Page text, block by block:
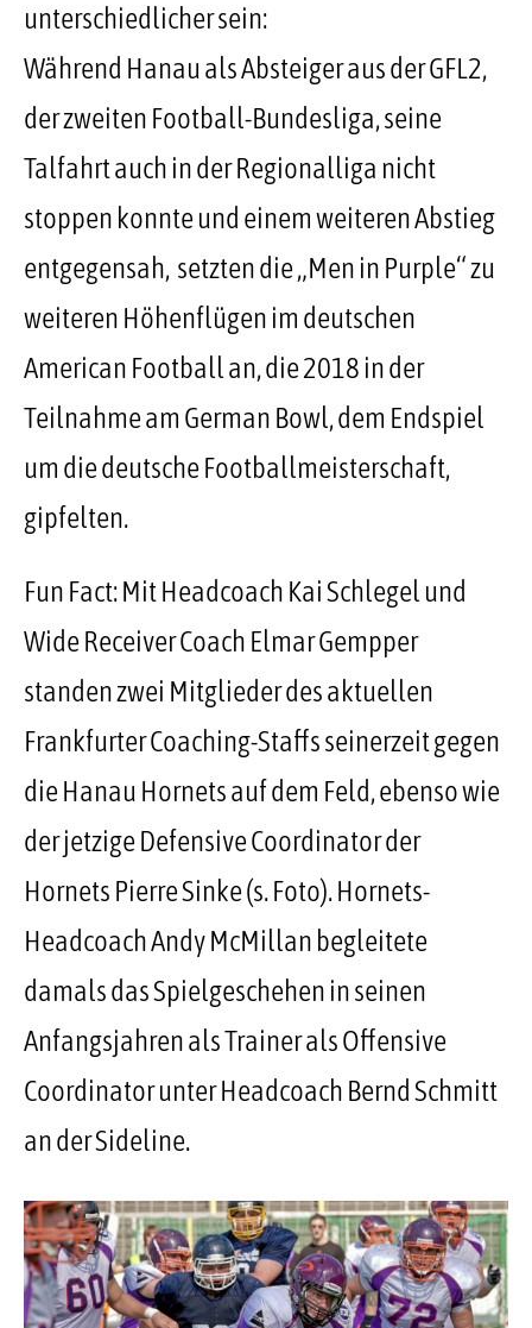
unterschiedlicher sein:
Während Hanau als Absteiger aus der GFL2,
der zweiten Football-Bundesliga, seine
Talfahrt auch in der Regionalliga nicht
stoppen konnte und einem weiteren Abstieg
entgegensah, setzten die „Men in Purple“ zu
weiteren Höhenflügen im deutschen
American Football an, die 2018 in der
Teilnahme am German Bowl, dem Endspiel
um die deutsche Footballmeisterschaft,
gipfelten.
Fun Fact: Mit Headcoach Kai Schlegel und
Wide Receiver Coach Elmar Gempper
standen zwei Mitglieder des aktuellen
Frankfurter Coaching-Staffs seinerzeit gegen
die Hanau Hornets auf dem Feld, ebenso wie
der jetzige Defensive Coordinator der
Hornets Pierre Sinke (s. Foto). Hornets-
Headcoach Andy McMillan begleitete
damals das Spielgeschehen in seinen
Anfangsjahren als Trainer als Offensive
Coordinator unter Headcoach Bernd Schmitt
an der Sideline.